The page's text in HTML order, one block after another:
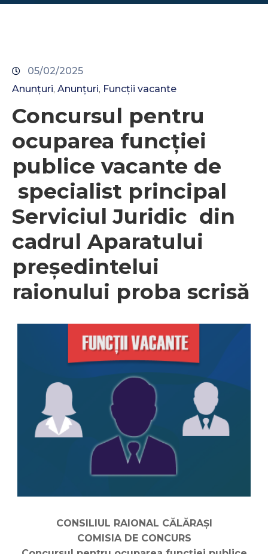
05/02/2025
Anunțuri‚ Anunțuri‚ Funcții vacante
Concursul pentru
ocuparea funcţiei
publice vacante de
specialist principal
Serviciul Juridic din
cadrul Aparatului
președintelui
raionului proba scrisă
CONSILIUL RAIONAL CĂLĂRAŞI
COMISIA DE CONCURS